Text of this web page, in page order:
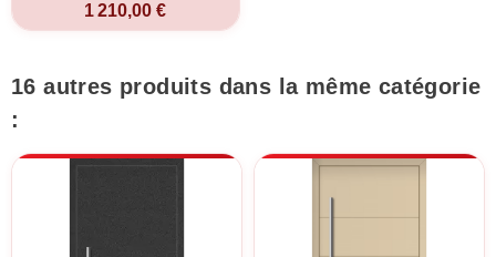
1 210,00 €
16 autres produits dans la même catégorie
: